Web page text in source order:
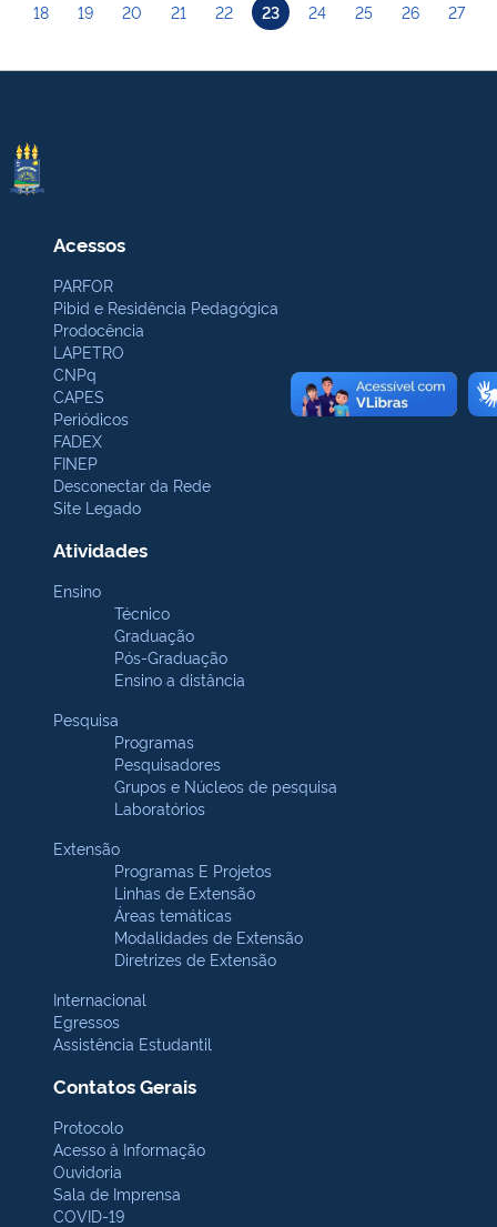
18 19 20 21 22 23 24 25 26 27
Acessos
PARFOR
Pibid e Residência Pedagógica
Prodocência
LAPETRO
CNPq
CAPES
Periódicos
FADEX
FINEP
Desconectar da Rede
Site Legado
Atividades
Ensino
Técnico
Graduação
Pós-Graduação
Ensino a distância
Pesquisa
Programas
Pesquisadores
Grupos e Núcleos de pesquisa
Laboratórios
Extensão
Programas E Projetos
Linhas de Extensão
Áreas temáticas
Modalidades de Extensão
Diretrizes de Extensão
Internacional
Egressos
Assistência Estudantil
Contatos Gerais
Protocolo
Acesso à Informação
Ouvidoria
Sala de Imprensa
COVID-19